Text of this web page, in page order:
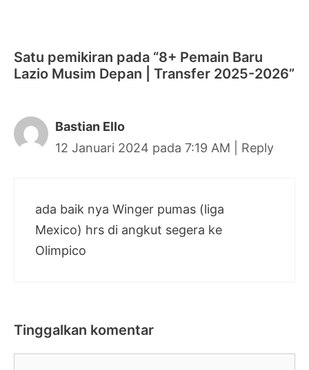
Satu pemikiran pada “8+ Pemain Baru
Lazio Musim Depan | Transfer 2025-2026”
Bastian Ello
12 Januari 2024 pada 7:19 AM
Reply
ada baik nya Winger pumas (liga
Mexico) hrs di angkut segera ke
Olimpico
Tinggalkan komentar